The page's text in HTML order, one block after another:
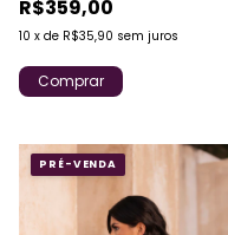
R$359,00
10 x de R$35,90 sem juros
Comprar
PRÉ-VENDA